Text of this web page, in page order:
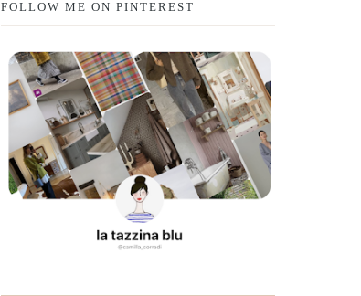
FOLLOW ME ON PINTEREST